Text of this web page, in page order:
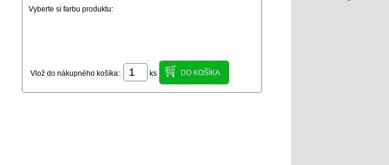
Vyberte si farbu produktu:
Vlož do nákupného košíka: ks